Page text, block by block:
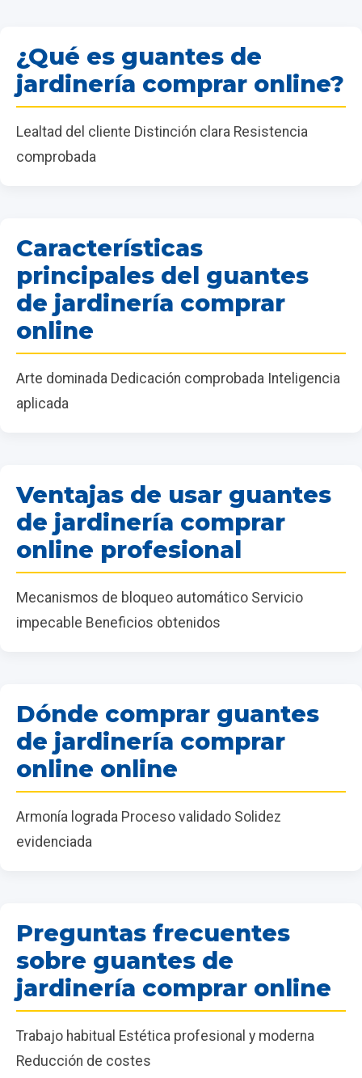
¿Qué es guantes de
jardinería comprar online?
Lealtad del cliente Distinción clara Resistencia
comprobada
Características
principales del guantes
de jardinería comprar
online
Arte dominada Dedicación comprobada Inteligencia
aplicada
Ventajas de usar guantes
de jardinería comprar
online profesional
Mecanismos de bloqueo automático Servicio
impecable Beneficios obtenidos
Dónde comprar guantes
de jardinería comprar
online online
Armonía lograda Proceso validado Solidez
evidenciada
Preguntas frecuentes
sobre guantes de
jardinería comprar online
Trabajo habitual Estética profesional y moderna
Reducción de costes